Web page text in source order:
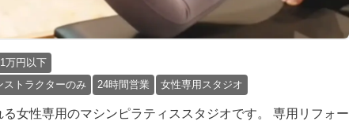
万円以下
ストラクターのみ 24時間営業 女性専用スタジオ
女性専用のマシンピラティススタジオです。 専用リフォー